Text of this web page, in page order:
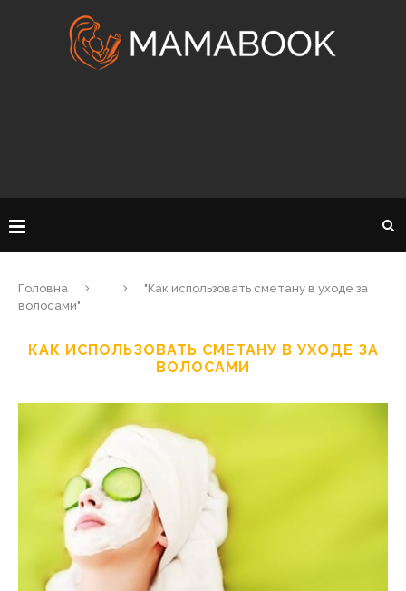
Головна
"Как использовать сметану в уходе за
волосами"
КАК ИСПОЛЬЗОВАТЬ СМЕТАНУ В УХОДЕ ЗА
ВОЛОСАМИ